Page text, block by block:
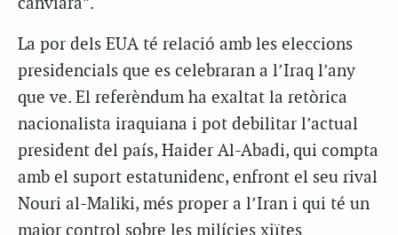
La por dels EUA té relació amb les eleccions
presidencials que es celebraran a l’Iraq l’any
que ve. El referèndum ha exaltat la retòrica
nacionalista iraquiana i pot debilitar l’actual
president del país, Haider Al-Abadi, qui compta
amb el suport estatunidenc, enfront el seu rival
Nouri al-Maliki, més proper a l’Iran i qui té un
major control sobre les milícies xiïtes